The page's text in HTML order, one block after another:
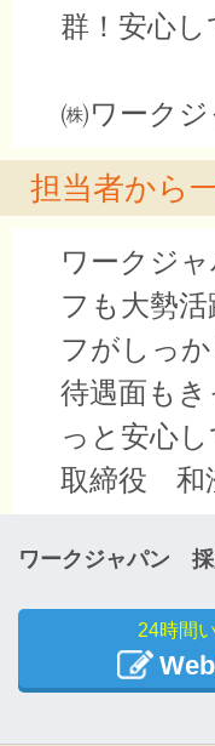
群！安心し
㈱ワーク
担当者から
ワークジ
フも大勢
フがしっ
待遇面も
っと安心
取締役 和
ワークジャパン 採
24時間